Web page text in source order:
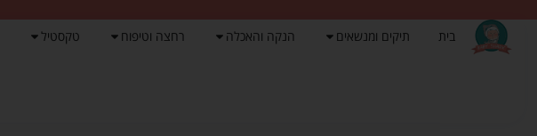
בית תיקים ומנשאים הנקה והאכלה רחצה וטיפוח טקסטיל